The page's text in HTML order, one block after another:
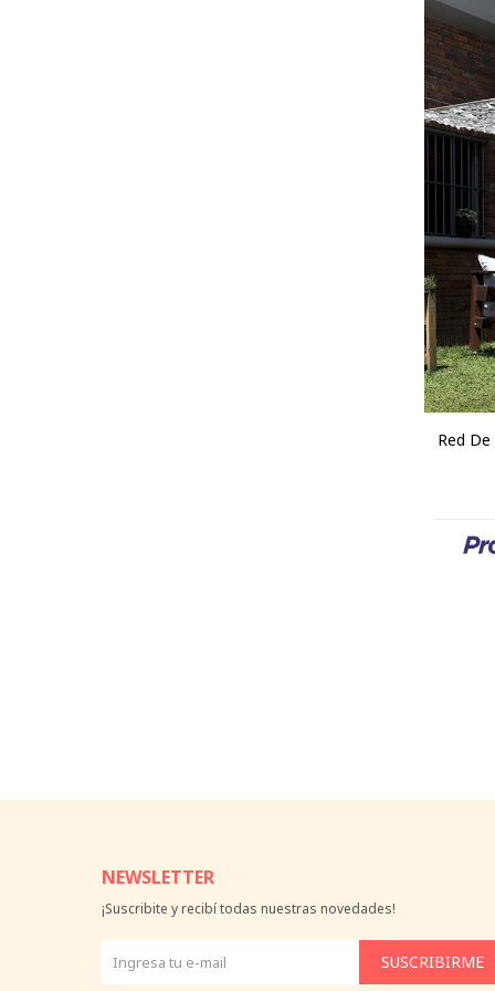
Red
NEWSLETTER
¡Suscribite y recibí todas nuestras novedades!
SUSCRIBIRME